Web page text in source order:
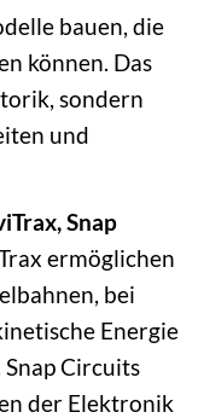
bauen, die
können. Das
sondern
und
Snap
ermöglichen
bei
Energie
Circuits
der Elektronik